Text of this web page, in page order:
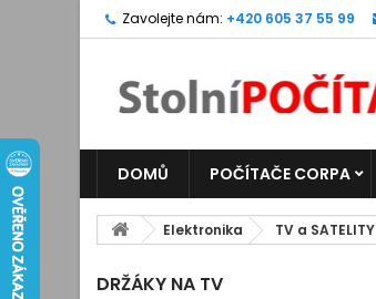
Zavolejte nám: +420 605 37 55 99
DOMŮ POČÍTAČE CORPA
Elektronika TV a SATELITY
DRŽÁKY NA TV